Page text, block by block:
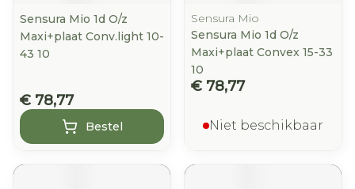
Sensura Mio 1d O/z
Maxi+plaat Conv.light 10-
43 10
€ 78,77
Bestel
Sensura Mio
Sensura Mio 1d O/z
Maxi+plaat Convex 15-33
10
€ 78,77
Niet beschikbaar